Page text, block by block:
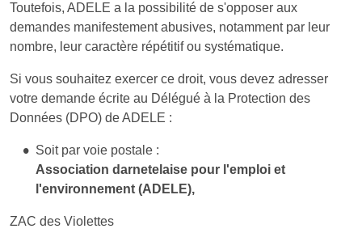
Toutefois, ADELE a la possibilité de s'opposer aux
demandes manifestement abusives, notamment par leur
nombre, leur caractère répétitif ou systématique.
Si vous souhaitez exercer ce droit, vous devez adresser
votre demande écrite au Délégué à la Protection des
Données (DPO) de ADELE :
Soit par voie postale :
Association darnetelaise pour l'emploi et
l'environnement (ADELE),
ZAC des Violettes